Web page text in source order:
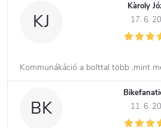
KJ
Kàroly
17. 6.
Kommunákáció a bolttal több ,mint
BK
11. 6.